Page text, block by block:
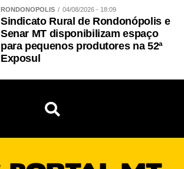
RONDONÓPOLIS 04/08/2026 - 18:09
Sindicato Rural de Rondonópolis e
Senar MT disponibilizam espaço
para pequenos produtores na 52ª
Exposul